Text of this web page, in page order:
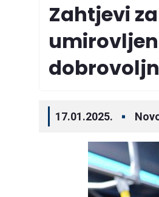
Zahtjevi
17.01.2025.